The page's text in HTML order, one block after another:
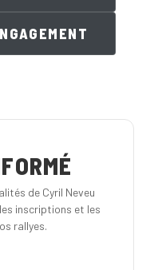
de Cyril Neveu
inscriptions et les
rallyes.